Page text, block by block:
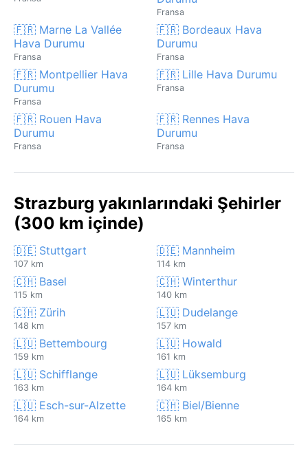
Fransa
🇫🇷 Marne La Vallée
Hava Durumu
Fransa
🇫🇷 Bordeaux Hava
Durumu
Fransa
🇫🇷 Montpellier Hava
Durumu
Fransa
🇫🇷 Lille Hava Durumu
Fransa
🇫🇷 Rouen Hava
Durumu
Fransa
🇫🇷 Rennes Hava
Durumu
Fransa
Strazburg yakınlarındaki Şehirler
(300 km içinde)
🇩🇪 Stuttgart
107 km
🇩🇪 Mannheim
114 km
🇨🇭 Basel
115 km
🇨🇭 Winterthur
140 km
🇨🇭 Zürih
148 km
🇱🇺 Dudelange
157 km
🇱🇺 Bettembourg
159 km
🇱🇺 Howald
161 km
🇱🇺 Schifflange
163 km
🇱🇺 Lüksemburg
164 km
🇱🇺 Esch-sur-Alzette
164 km
🇨🇭 Biel/Bienne
165 km